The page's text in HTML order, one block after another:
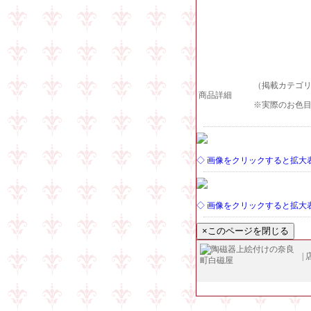
商品詳細
（掲載カテゴ
※実際のお色
◇ 画像をクリックすると拡大
◇ 画像をクリックすると拡大